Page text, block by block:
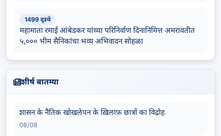
1499 दृश्ये
महामाता रमाई आंबेडकर यांच्या परिनिर्वाण दिनानिमित्त अमरावतीत
५,००० भीम सैनिकांचा भव्य अभिवादन सोहळा
शीर्ष बातम्या
शासन के नैतिक खोखलेपन के ख़िलाफ़ छात्रों का विद्रोह
08/08